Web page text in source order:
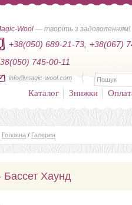
Wool — творіть з задоволенням!
+38(050) 689-21-73,
+38(067)
745-00-11
info@magic-wool.com
Каталог Знижки
Головна / Галерея
Бассет Хаунд